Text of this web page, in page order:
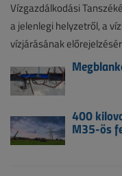
Vízgazdálkodási
a jelenlegi helyzetről, a
vízjárásának
400
M35-ös